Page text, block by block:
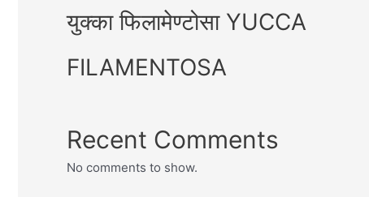
युक्का फिलामेण्टोसा YUCCA
FILAMENTOSA
Recent Comments
No comments to show.